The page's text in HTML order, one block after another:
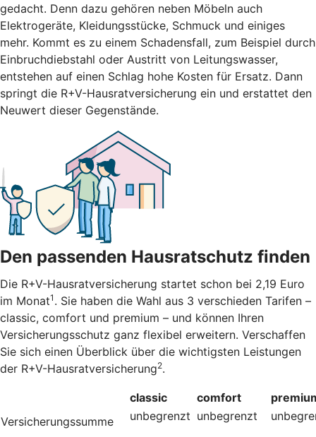
gedacht. Denn dazu gehören neben Möbeln auch
Elektrogeräte, Kleidungsstücke, Schmuck und einiges
mehr. Kommt es zu einem Schadensfall, zum Beispiel durch
Einbruchdiebstahl oder Austritt von Leitungswasser,
entstehen auf einen Schlag hohe Kosten für Ersatz. Dann
springt die R+V-Hausratversicherung ein und erstattet den
Neuwert dieser Gegenstände.
Den passenden Hausratschutz finden
Die R+V-Hausratversicherung startet schon bei 2,19 Euro
im Monat1 . Sie haben die Wahl aus 3 verschieden Tarifen –
classic, comfort und premium – und können Ihren
Versicherungsschutz ganz flexibel erweitern. Verschaffen
Sie sich einen Überblick über die wichtigsten Leistungen
der R+V-Hausratversicherung2.
classic comfort
Versicherungssumme
unbegrenzt unbegrenzt